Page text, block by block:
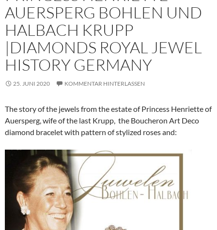
AUERSPERG BOHLEN UND
HALBACH KRUPP
|DIAMONDS ROYAL JEWEL
HISTORY GERMANY
25. JUNI 2020 KOMMENTAR HINTERLASSEN
The story of the jewels from the estate of Princess Henriette of
Auersperg, wife of the last Krupp, the Boucheron Art Deco
diamond bracelet with pattern of stylized roses and: